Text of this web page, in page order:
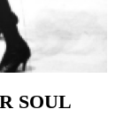
SOUL